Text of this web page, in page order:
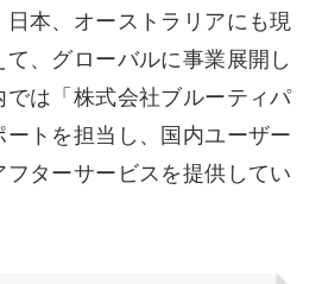
本、オーストラリアにも現
、グローバルに事業展開し
では「株式会社ブルーティパ
トを担当し、国内ユーザー
ターサービスを提供してい